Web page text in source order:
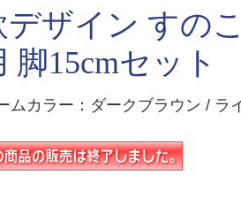
デザイン すの
脚15cmセット
ムカラー：ダークブラウン / ラ